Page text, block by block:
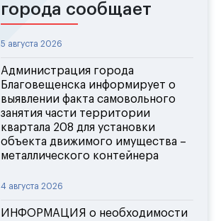
города сообщает
5 августа 2026
Администрация города
Благовещенска информирует о
выявлении факта самовольного
занятия части территории
квартала 208 для установки
объекта движимого имущества –
металлического контейнера
4 августа 2026
ИНФОРМАЦИЯ о необходимости